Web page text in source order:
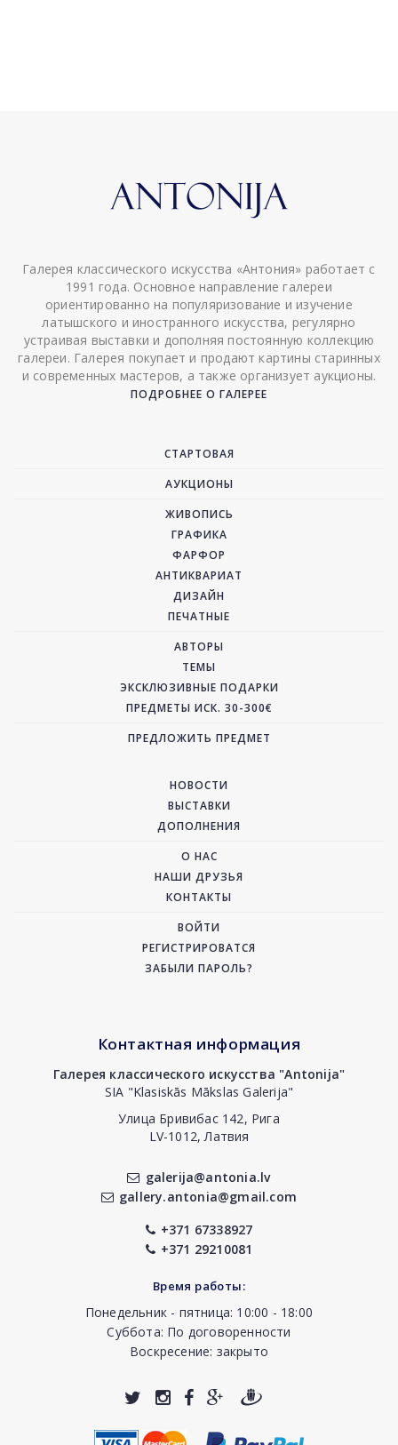
Галерея классического искусства «Антония» работает с
1991 года. Основное направление галереи
ориентированно на популяризование и изучение
латышского и иностранного искусства, регулярно
устраивая выставки и дополняя постоянную коллекцию
галереи. Галерея покупает и продают картины старинных
и современных мастеров, а также организует аукционы.
ПОДРОБНЕЕ О ГАЛЕРЕЕ
СТАРТОВАЯ
АУКЦИОНЫ
ЖИВОПИСЬ
ГРАФИКА
ФАРФОР
АНТИКВАРИАТ
ДИЗАЙН
ПЕЧАТНЫЕ
АВТОРЫ
ТЕМЫ
ЭКСКЛЮЗИВНЫЕ ПОДАРКИ
ПРЕДМЕТЫ ИСК. 30-300€
ПРЕДЛОЖИТЬ ПРЕДМЕТ
НОВОСТИ
ВЫСТАВКИ
ДОПОЛНЕНИЯ
О НАС
НАШИ ДРУЗЬЯ
КОНТАКТЫ
ВОЙТИ
РЕГИСТРИРОВАТСЯ
ЗАБЫЛИ ПАРОЛЬ?
Контактная информация
Галерея классического искусства "Antonija"
SIA "Klasiskās Mākslas Galerija"
Улица Бривибас 142, Рига
LV-1012, Латвия
galerija@antonia.lv
gallery.antonia@gmail.com
+371 67338927
+371 29210081
Время работы:
Понедельник - пятница: 10:00 - 18:00
Суббота: По договоренности
Воскресение: закрыто